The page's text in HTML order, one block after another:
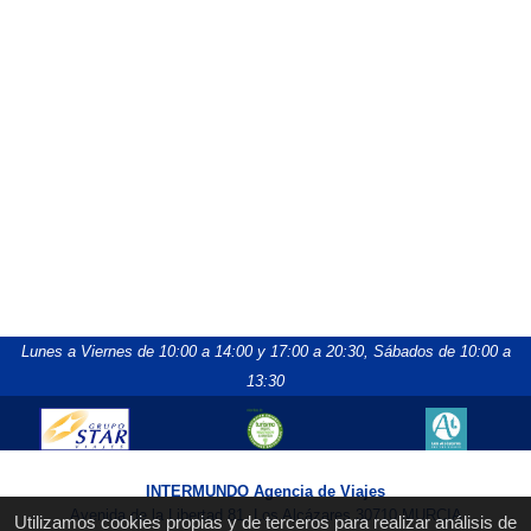
Utilizamos cookies propias y de terceros para realizar análisis de
Lunes a Viernes de 10:00 a 14:00 y 17:00 a 20:30, Sábados de 10:00 a
13:30
INTERMUNDO Agencia de Viajes
Avenida de la Libertad 81, Los Alcázares 30710 MURCIA